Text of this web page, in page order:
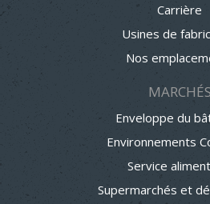
Carrière
Usines de
Nos
MARCHÉS
Enveloppe du
Environnements
Service
Supermarchés et